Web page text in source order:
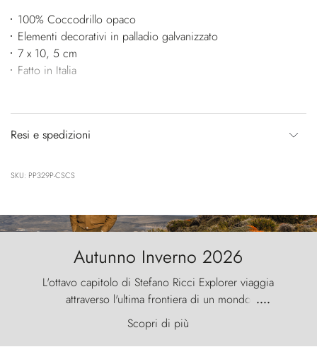
100% Coccodrillo opaco
Elementi decorativi in palladio galvanizzato
7 x 10, 5 cm
Fatto in Italia
Resi e spedizioni
SKU: PP329P-CSCS
Autunno Inverno 2026
L'ottavo capitolo di Stefano Ricci Explorer viaggia
attraverso l'ultima frontiera di un mondo
primordiale, dove il vento scolpisce la natura con
furia ancestrale e le Torres del Paine sfidano il
cielo come sentinelle di pietra.
....
Scopri di più